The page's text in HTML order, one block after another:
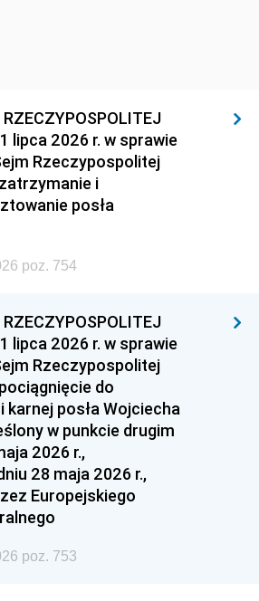
lipca 2026 r. w sprawie
Rzeczypospolitej
i
posła
poz. 754
lipca 2026 r. w sprawie
Rzeczypospolitej
do
posła Wojciecha
w punkcie drugim
2026 r.,
28 maja 2026 r.,
Europejskiego
poz. 753